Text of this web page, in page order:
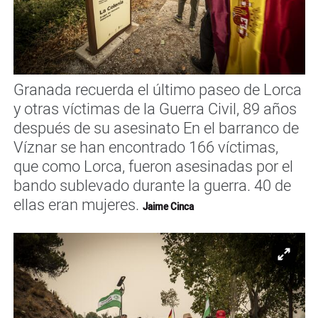
Granada recuerda el último paseo de Lorca
y otras víctimas de la Guerra Civil, 89 años
después de su asesinato En el barranco de
Víznar se han encontrado 166 víctimas,
que como Lorca, fueron asesinadas por el
bando sublevado durante la guerra. 40 de
ellas eran mujeres. Jaime Cinca